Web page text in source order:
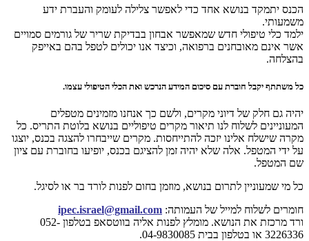
הכנס יתמקד בנושא אחד כדי לאפשר צלילה לעומק והעברת ידע
משמעותי.
ילמד כלי טיפולי חדש שמאפשר אבחון בבדיקת שריר של גורמים סמויים
אשר אינם מאובחנים ברפואה, וכיצד אנו יכולים לטפל בהם באייפק
בהצלחה.
כל משתתף יקבל חוברת עם סיכום המידע הנרכש ואת הכלי הטיפולי עצמו.
יהיה גם חלק של דיוני מקרים, ולשם כך אנחנו מזמינים מטפלים
המעוניינים לשלוח לנו תיאור מקרים טיפוליים בנושא בלוטת התריס. כל
מקרה שישלח אלינו יזכה להתייחסות. מקרים שייבחרו להצגה בכנס, יוצגו
על ידי המטפל. אלה שלא יהיה זמן להציגם בכנס, יופיעו בחוברת עם ציון
שם המטפל.
כל מי שמעוניין לתרום בנושא, מוזמן בחום לפנות לורד בר או לסיגל.
חומרים לשלוח למייל של העמותה: ipec.israel@gmail.com
ורד מרכזת את הנושא. מומלץ לפנות אליה בווטסאפ בטלפון 052-
3226336 או בטלפון בבית 04-9830085.